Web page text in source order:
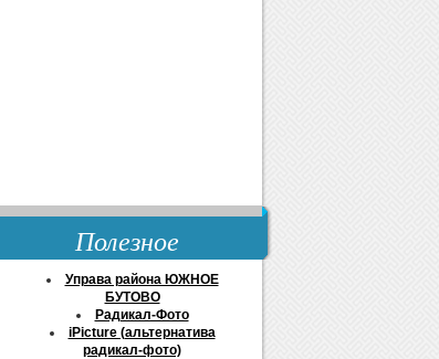
Полезное
Управа района ЮЖНОЕ
БУТОВО
Радикал-Фото
iPicture (альтернатива
радикал-фото)